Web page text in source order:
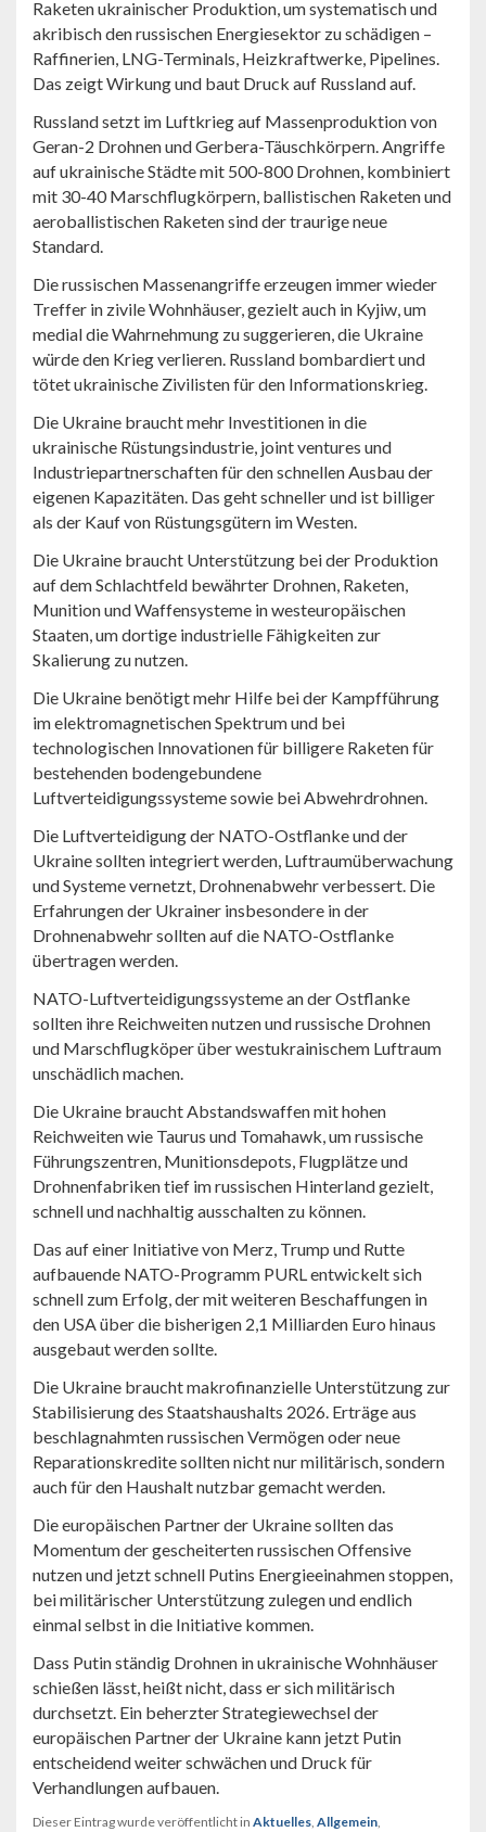
Raketen ukrainischer Produktion, um systematisch und
akribisch den russischen Energiesektor zu schädigen –
Raffinerien, LNG-Terminals, Heizkraftwerke, Pipelines.
Das zeigt Wirkung und baut Druck auf Russland auf.
Russland setzt im Luftkrieg auf Massenproduktion von
Geran-2 Drohnen und Gerbera-Täuschkörpern. Angriffe
auf ukrainische Städte mit 500-800 Drohnen, kombiniert
mit 30-40 Marschflugkörpern, ballistischen Raketen und
aeroballistischen Raketen sind der traurige neue
Standard.
Die russischen Massenangriffe erzeugen immer wieder
Treffer in zivile Wohnhäuser, gezielt auch in Kyjiw, um
medial die Wahrnehmung zu suggerieren, die Ukraine
würde den Krieg verlieren. Russland bombardiert und
tötet ukrainische Zivilisten für den Informationskrieg.
Die Ukraine braucht mehr Investitionen in die
ukrainische Rüstungsindustrie, joint ventures und
Industriepartnerschaften für den schnellen Ausbau der
eigenen Kapazitäten. Das geht schneller und ist billiger
als der Kauf von Rüstungsgütern im Westen.
Die Ukraine braucht Unterstützung bei der Produktion
auf dem Schlachtfeld bewährter Drohnen, Raketen,
Munition und Waffensysteme in westeuropäischen
Staaten, um dortige industrielle Fähigkeiten zur
Skalierung zu nutzen.
Die Ukraine benötigt mehr Hilfe bei der Kampfführung
im elektromagnetischen Spektrum und bei
technologischen Innovationen für billigere Raketen für
bestehenden bodengebundene
Luftverteidigungssysteme sowie bei Abwehrdrohnen.
Die Luftverteidigung der NATO-Ostflanke und der
Ukraine sollten integriert werden, Luftraumüberwachung
und Systeme vernetzt, Drohnenabwehr verbessert. Die
Erfahrungen der Ukrainer insbesondere in der
Drohnenabwehr sollten auf die NATO-Ostflanke
übertragen werden.
NATO-Luftverteidigungssysteme an der Ostflanke
sollten ihre Reichweiten nutzen und russische Drohnen
und Marschflugköper über westukrainischem Luftraum
unschädlich machen.
Die Ukraine braucht Abstandswaffen mit hohen
Reichweiten wie Taurus und Tomahawk, um russische
Führungszentren, Munitionsdepots, Flugplätze und
Drohnenfabriken tief im russischen Hinterland gezielt,
schnell und nachhaltig ausschalten zu können.
Das auf einer Initiative von Merz, Trump und Rutte
aufbauende NATO-Programm PURL entwickelt sich
schnell zum Erfolg, der mit weiteren Beschaffungen in
den USA über die bisherigen 2,1 Milliarden Euro hinaus
ausgebaut werden sollte.
Die Ukraine braucht makrofinanzielle Unterstützung zur
Stabilisierung des Staatshaushalts 2026. Erträge aus
beschlagnahmten russischen Vermögen oder neue
Reparationskredite sollten nicht nur militärisch, sondern
auch für den Haushalt nutzbar gemacht werden.
Die europäischen Partner der Ukraine sollten das
Momentum der gescheiterten russischen Offensive
nutzen und jetzt schnell Putins Energieeinahmen stoppen,
bei militärischer Unterstützung zulegen und endlich
einmal selbst in die Initiative kommen.
Dass Putin ständig Drohnen in ukrainische Wohnhäuser
schießen lässt, heißt nicht, dass er sich militärisch
durchsetzt. Ein beherzter Strategiewechsel der
europäischen Partner der Ukraine kann jetzt Putin
entscheidend weiter schwächen und Druck für
Verhandlungen aufbauen.
Dieser Eintrag wurde veröffentlicht in Aktuelles, Allgemein,